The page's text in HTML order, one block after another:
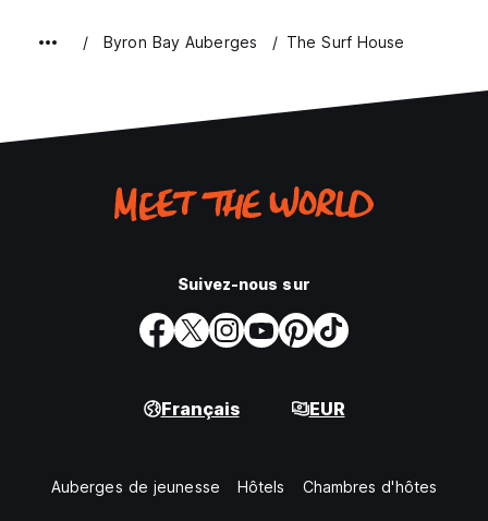
Byron Bay Auberges The Surf House
Suivez-nous sur
Français EUR
Auberges de jeunesse Hôtels Chambres d'hôtes